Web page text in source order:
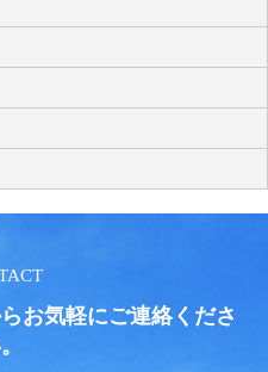
お気軽にご連絡くださ